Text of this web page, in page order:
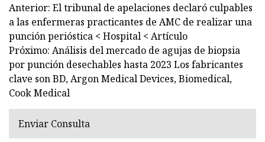
Anterior: El tribunal de apelaciones declaró culpables
a las enfermeras practicantes de AMC de realizar una
punción perióstica < Hospital < Artículo
Próximo: Análisis del mercado de agujas de biopsia
por punción desechables hasta 2023 Los fabricantes
clave son BD, Argon Medical Devices, Biomedical,
Cook Medical
Enviar Consulta